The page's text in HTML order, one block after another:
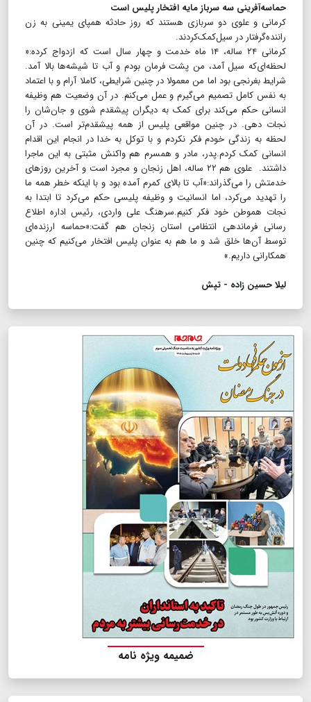
حماسه‌آفرینی سه سرباز مایه افتخار پلیس است
کرمانی و علوی دو سربازی هستند که روز حادثه همپای یمینی به زن
راننده‌گرفتار در سیل‌کمک‌کردند.
کرمانی ۲۴ ساله، ۱۴ ماه خدمت و چهار سال است که ازدواج کرده:«
لحظه‌ای‌که سیل آمد، من پشت فرمان بودم و آب تا شیشه‌ها بالا آمد.
شرایط بغرنجی بود اما من معمولا در چنین شرایطی، کاملا آرام و با اعتماد
به نفس کامل تصمیم می‌گیرم و عمل می‌کنم. در آن وضعیت هم وظیفه
انسانی حکم می‌کند برای کمک به دیگران پیشقدم شوی و جان‌شان را
نجات دهی. در چنین مواقعی پلیس از همه پیشقدم‌تر است. در آن
لحظه به زندگی خودم فکر نکردم و با توکل به خدا در انجام این اقدام
انسانی کمک کردم.پدر، مادر و همسرم هم واکنش مثبتی به این ماجرا
داشتند. علوی هم ۲۲ ساله، اهل زنجان و مجرد است و آخرین روزهای
خدمتش را می‌گذراند:«آب تا بالای کمرم آمده بود و با اینکه خطر همه ما
را تهدید می‌کرد، اما انسانیت و وظیفه پلیسی حکم می‌کرد تا ابتدا به
نجات هموطن خود فکر کنیم.سرهنگ علی واردی، رئیس اداره اطلاع
رسانی فرماندهی انتظامی استان زنجان هم گفت:«حماسه‌ ارزنده‌ای
توسط آن‌ها خلق شد و ما هم به عنوان پلیس افتخار می‌کنیم که چنین
همکارانی داریم.»
لیلا حسین زاده - تپش
ضمیمه ویژه نامه